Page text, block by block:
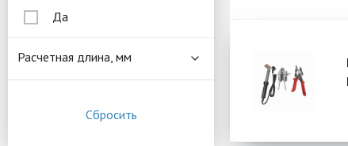
Да
Расчетная длина, мм